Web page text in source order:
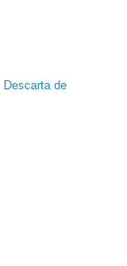
Descarta de